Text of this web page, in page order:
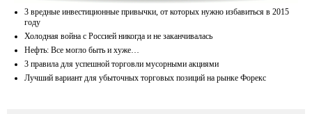
3 вредные инвестиционные привычки, от которых нужно избавиться в 2015
году
Холодная война с Россией никогда и не заканчивалась
Нефть: Все могло быть и хуже…
3 правила для успешной торговли мусорными акциями
Лучший вариант для убыточных торговых позиций на рынке Форекс